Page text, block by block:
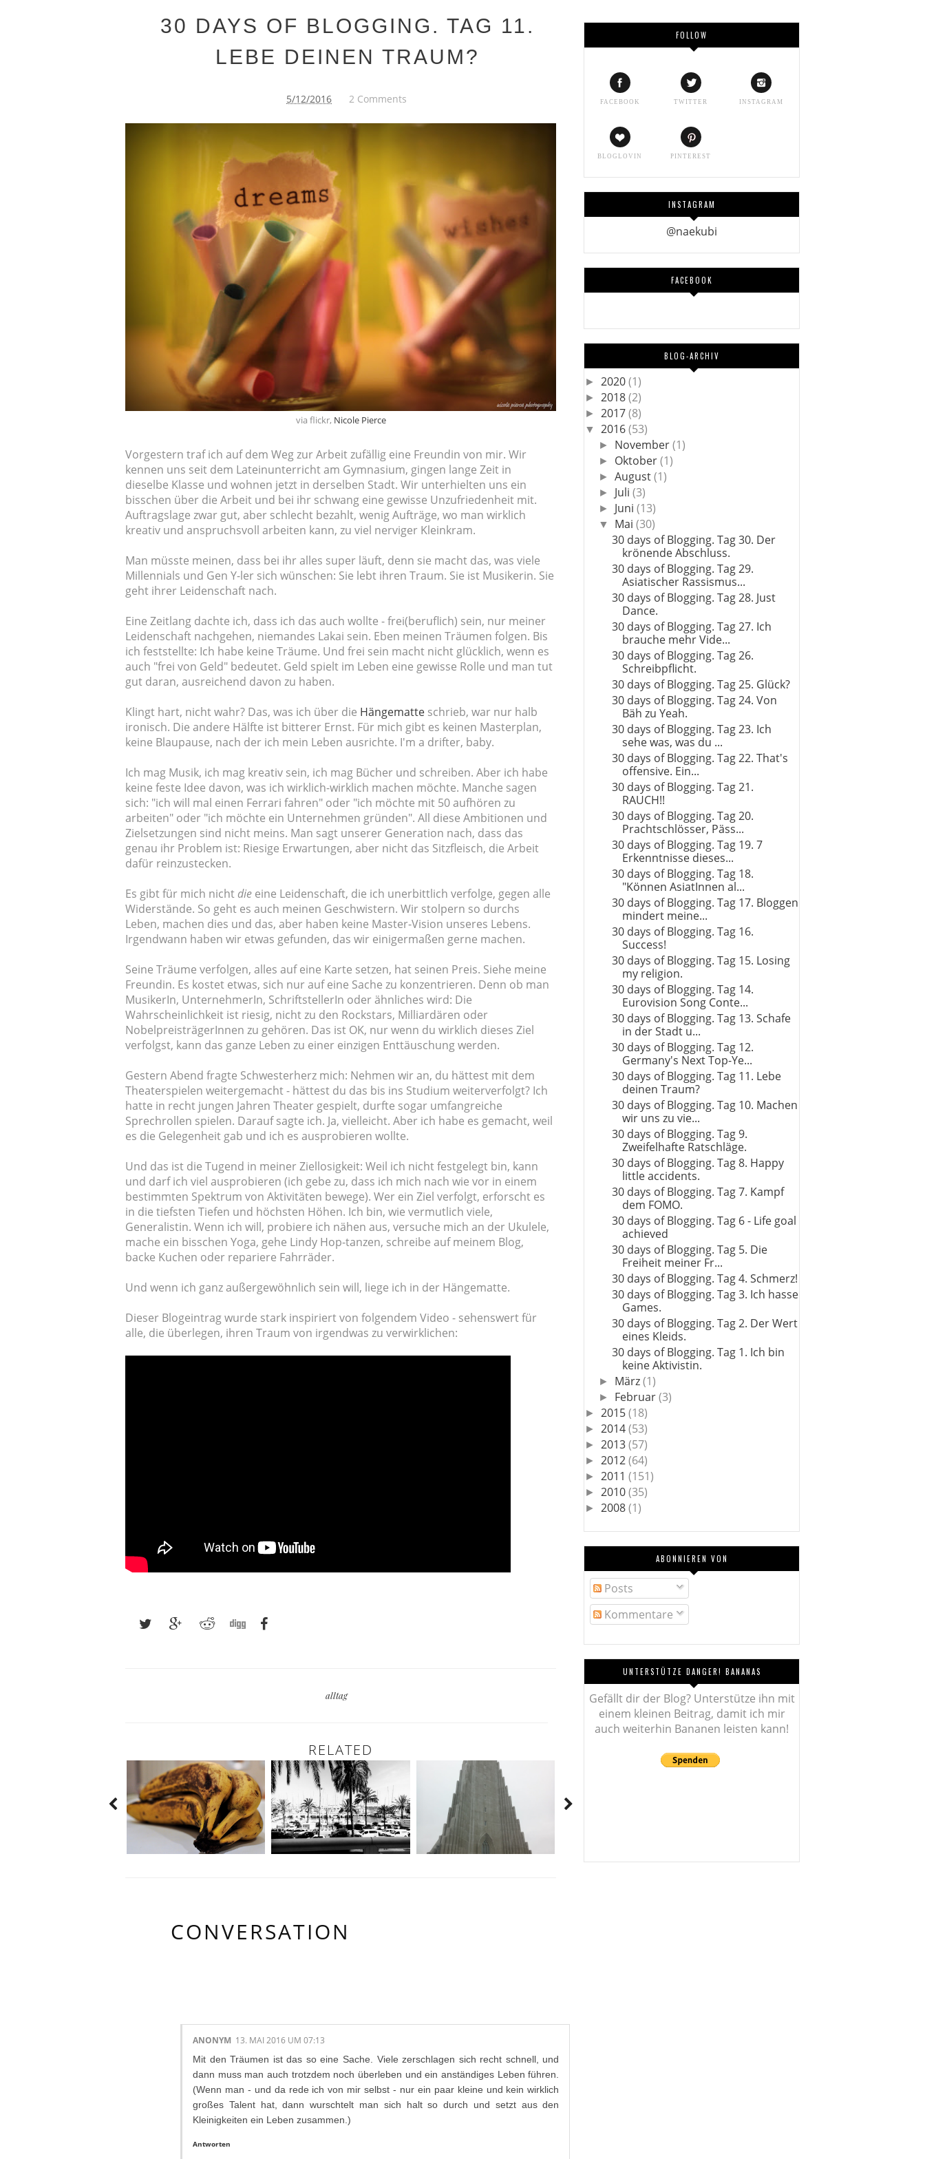
30 DAYS OF BLOGGING. TAG 11.
LEBE DEINEN TRAUM?
5/12/2016 2 Comments
via flickr, Nicole Pierce
Vorgestern traf ich auf dem Weg zur Arbeit zufällig eine Freundin von mir. Wir
kennen uns seit dem Lateinunterricht am Gymnasium, gingen lange Zeit in
dieselbe Klasse und wohnen jetzt in derselben Stadt. Wir unterhielten uns ein
bisschen über die Arbeit und bei ihr schwang eine gewisse Unzufriedenheit mit.
Auftragslage zwar gut, aber schlecht bezahlt, wenig Aufträge, wo man wirklich
kreativ und anspruchsvoll arbeiten kann, zu viel nerviger Kleinkram.
Man müsste meinen, dass bei ihr alles super läuft, denn sie macht das, was viele
Millennials und Gen Y-ler sich wünschen: Sie lebt ihren Traum. Sie ist Musikerin. Sie
geht ihrer Leidenschaft nach.
Eine Zeitlang dachte ich, dass ich das auch wollte - frei(beruflich) sein, nur meiner
Leidenschaft nachgehen, niemandes Lakai sein. Eben meinen Träumen folgen. Bis
ich feststellte: Ich habe keine Träume. Und frei sein macht nicht glücklich, wenn es
auch "frei von Geld" bedeutet. Geld spielt im Leben eine gewisse Rolle und man tut
gut daran, ausreichend davon zu haben.
Klingt hart, nicht wahr? Das, was ich über die Hängematte schrieb, war nur halb
ironisch. Die andere Hälfte ist bitterer Ernst. Für mich gibt es keinen Masterplan,
keine Blaupause, nach der ich mein Leben ausrichte. I'm a drifter, baby.
Ich mag Musik, ich mag kreativ sein, ich mag Bücher und schreiben. Aber ich habe
keine feste Idee davon, was ich wirklich-wirklich machen möchte. Manche sagen
sich: "ich will mal einen Ferrari fahren" oder "ich möchte mit 50 aufhören zu
arbeiten" oder "ich möchte ein Unternehmen gründen". All diese Ambitionen und
Zielsetzungen sind nicht meins. Man sagt unserer Generation nach, dass das
genau ihr Problem ist: Riesige Erwartungen, aber nicht das Sitzfleisch, die Arbeit
dafür reinzustecken.
Es gibt für mich nicht die eine Leidenschaft, die ich unerbittlich verfolge, gegen alle
Widerstände. So geht es auch meinen Geschwistern. Wir stolpern so durchs
Leben, machen dies und das, aber haben keine Master-Vision unseres Lebens.
Irgendwann haben wir etwas gefunden, das wir einigermaßen gerne machen.
Seine Träume verfolgen, alles auf eine Karte setzen, hat seinen Preis. Siehe meine
Freundin. Es kostet etwas, sich nur auf eine Sache zu konzentrieren. Denn ob man
MusikerIn, UnternehmerIn, SchriftstellerIn oder ähnliches wird: Die
Wahrscheinlichkeit ist riesig, nicht zu den Rockstars, Milliardären oder
NobelpreisträgerInnen zu gehören. Das ist OK, nur wenn du wirklich dieses Ziel
verfolgst, kann das ganze Leben zu einer einzigen Enttäuschung werden.
Gestern Abend fragte Schwesterherz mich: Nehmen wir an, du hättest mit dem
Theaterspielen weitergemacht - hättest du das bis ins Studium weiterverfolgt? Ich
hatte in recht jungen Jahren Theater gespielt, durfte sogar umfangreiche
Sprechrollen spielen. Darauf sagte ich. Ja, vielleicht. Aber ich habe es gemacht, weil
es die Gelegenheit gab und ich es ausprobieren wollte.
Und das ist die Tugend in meiner Ziellosigkeit: Weil ich nicht festgelegt bin, kann
und darf ich viel ausprobieren (ich gebe zu, dass ich mich nach wie vor in einem
bestimmten Spektrum von Aktivitäten bewege). Wer ein Ziel verfolgt, erforscht es
in die tiefsten Tiefen und höchsten Höhen. Ich bin, wie vermutlich viele,
Generalistin. Wenn ich will, probiere ich nähen aus, versuche mich an der Ukulele,
mache ein bisschen Yoga, gehe Lindy Hop-tanzen, schreibe auf meinem Blog,
backe Kuchen oder repariere Fahrräder.
Und wenn ich ganz außergewöhnlich sein will, liege ich in der Hängematte.
Dieser Blogeintrag wurde stark inspiriert von folgendem Video - sehenswert für
alle, die überlegen, ihren Traum von irgendwas zu verwirklichen:
alltag
RELATED
CONVERSATION
ANONYM 13. MAI 2016 UM 07:13
Mit den Träumen ist das so eine Sache. Viele zerschlagen sich recht schnell, und
dann muss man auch trotzdem noch überleben und ein anständiges Leben führen.
(Wenn man - und da rede ich von mir selbst - nur ein paar kleine und kein wirklich
großes Talent hat, dann wurschtelt man sich halt so durch und setzt aus den
Kleinigkeiten ein Leben zusammen.)
Antworten
FOLLOW
FACEBOOK TWITTER INSTAGRAM
BLOGLOVIN PINTEREST
INSTAGRAM
@naekubi
FACEBOOK
BLOG-ARCHIV
► 2020(1)
► 2018(2)
► 2017(8)
▼ 2016(53)
► November(1)
► Oktober(1)
► August(1)
► Juli (3)
► Juni (13)
▼ Mai (30)
30 days of Blogging. Tag 30. Der
krönende Abschluss.
30 days of Blogging. Tag 29.
Asiatischer Rassismus...
30 days of Blogging. Tag 28. Just
Dance.
30 days of Blogging. Tag 27. Ich
brauche mehr Vide...
30 days of Blogging. Tag 26.
Schreibpflicht.
30 days of Blogging. Tag 25. Glück?
30 days of Blogging. Tag 24. Von
Bäh zu Yeah.
30 days of Blogging. Tag 23. Ich
sehe was, was du ...
30 days of Blogging. Tag 22. That's
offensive. Ein...
30 days of Blogging. Tag 21.
RAUCH!!
30 days of Blogging. Tag 20.
Prachtschlösser, Päss...
30 days of Blogging. Tag 19. 7
Erkenntnisse dieses...
30 days of Blogging. Tag 18.
"Können AsiatInnen al...
30 days of Blogging. Tag 17. Bloggen
mindert meine...
30 days of Blogging. Tag 16.
Success!
30 days of Blogging. Tag 15. Losing
my religion.
30 days of Blogging. Tag 14.
Eurovision Song Conte...
30 days of Blogging. Tag 13. Schafe
in der Stadt u...
30 days of Blogging. Tag 12.
Germany's Next Top-Ye...
30 days of Blogging. Tag 11. Lebe
deinen Traum?
30 days of Blogging. Tag 10. Machen
wir uns zu vie...
30 days of Blogging. Tag 9.
Zweifelhafte Ratschläge.
30 days of Blogging. Tag 8. Happy
little accidents.
30 days of Blogging. Tag 7. Kampf
dem FOMO.
30 days of Blogging. Tag 6 - Life goal
achieved
30 days of Blogging. Tag 5. Die
Freiheit meiner Fr...
30 days of Blogging. Tag 4. Schmerz!
30 days of Blogging. Tag 3. Ich hasse
Games.
30 days of Blogging. Tag 2. Der Wert
eines Kleids.
30 days of Blogging. Tag 1. Ich bin
keine Aktivistin.
► März(1)
► Februar(3)
► 2015(18)
► 2014(53)
► 2013(57)
► 2012(64)
► 2011(151)
► 2010(35)
► 2008(1)
ABONNIEREN VON
Posts
Kommentare
UNTERSTÜTZE DANGER! BANANAS
Gefällt dir der Blog? Unterstütze ihn mit
einem kleinen Beitrag, damit ich mir
auch weiterhin Bananen leisten kann!